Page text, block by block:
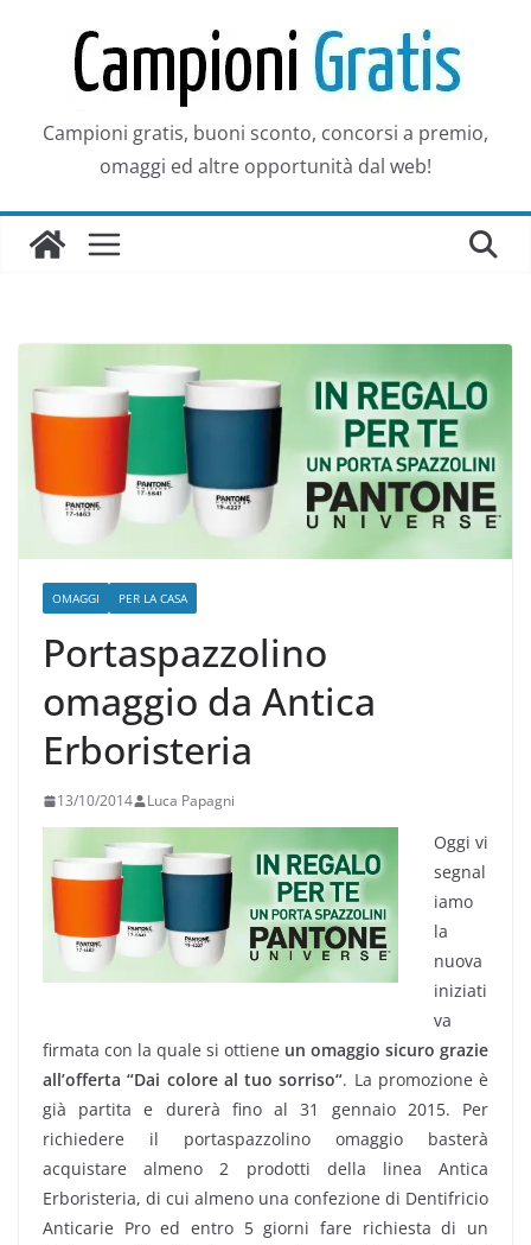
contenuto
Campioni gratis, buoni sconto, concorsi a premio,
omaggi ed altre opportunità dal web!
OMAGGI PER LA CASA
Portaspazzolino
omaggio da Antica
Erboristeria
13/10/2014 Luca Papagni
Oggi vi
segnal
iamo
la
nuova
iniziati
va
firmata con la quale si ottiene un omaggio sicuro grazie
all’offerta “Dai colore al tuo sorriso“. La promozione è
già partita e durerà fino al 31 gennaio 2015. Per
richiedere il portaspazzolino omaggio basterà
acquistare almeno 2 prodotti della linea Antica
Erboristeria, di cui almeno una confezione di Dentifricio
Anticarie Pro ed entro 5 giorni fare richiesta di un